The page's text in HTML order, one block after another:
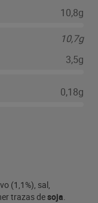
10,8g
10,7g
3,5g
0,18g
(1,1%), sal,
trazas desoja.